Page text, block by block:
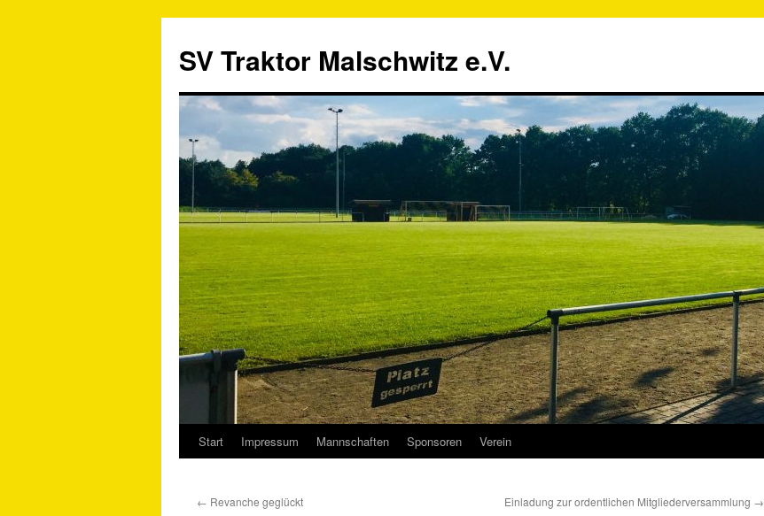
SV Traktor Malschwitz e.V.
Springe
Inhalt
Start Impressum Mannschaften Sponsoren Verein
← Revanche geglückt Einladung zur ordentlichen Mitgliederversammlung →